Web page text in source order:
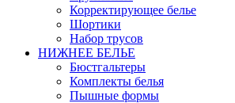
Корректирующее белье
Шортики
Набор трусов
НИЖНЕЕ БЕЛЬЕ
Бюстгальтеры
Комплекты белья
Пышные формы